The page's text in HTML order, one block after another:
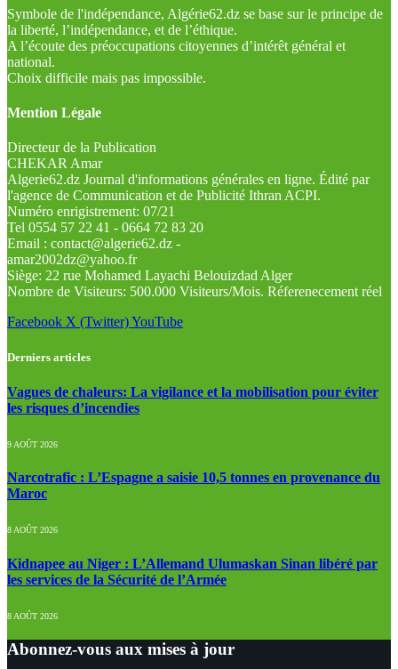
Symbole de l'indépendance, Algérie62.dz se base sur le principe de
la liberté, l’indépendance, et de l’éthique.
A l’écoute des préoccupations citoyennes d’intérêt général et
national.
Choix difficile mais pas impossible.
Mention Légale
Directeur de la Publication
CHEKAR Amar
Algerie62.dz Journal d'informations générales en ligne. Édité par
l'agence de Communication et de Publicité Ithran ACPI.
Numéro enrigistrement: 07/21
Tel 0554 57 22 41 - 0664 72 83 20
Email : contact@algerie62.dz -
amar2002dz@yahoo.fr
Siège: 22 rue Mohamed Layachi Belouizdad Alger
Nombre de Visiteurs: 500.000 Visiteurs/Mois. Réferenecement réel
Facebook X (Twitter)YouTube
Derniers articles
Vagues de chaleurs: La vigilance et la mobilisation pour éviter
les risques d’incendies
9 AOÛT 2026
Narcotrafic : L’Espagne a saisie 10,5 tonnes en provenance du
Maroc
8 AOÛT 2026
Kidnapee au Niger : L’Allemand Ulumaskan Sinan libéré par
les services de la Sécurité de l’Armée
8 AOÛT 2026
Abonnez-vous aux mises à jour